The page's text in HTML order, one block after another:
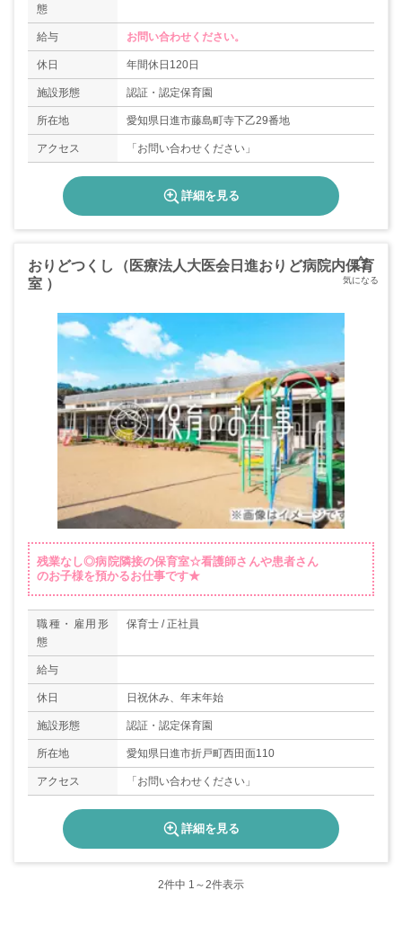
態
給与 お問い合わせください。
休日 年間休日120日
施設形態 認証・認定保育園
所在地 愛知県日進市藤島町寺下乙29番地
アクセス 「お問い合わせください」
詳細を見る
おりどつくし（医療法人大医会日進おりど病院内保育
室 ）
残業なし◎病院隣接の保育室☆看護師さんや患者さん
のお子様を預かるお仕事です★
職種・雇用形
態
保育士 / 正社員
給与
休日 日祝休み、年末年始
施設形態 認証・認定保育園
所在地 愛知県日進市折戸町西田面110
アクセス 「お問い合わせください」
詳細を見る
2件中 1～2件表示